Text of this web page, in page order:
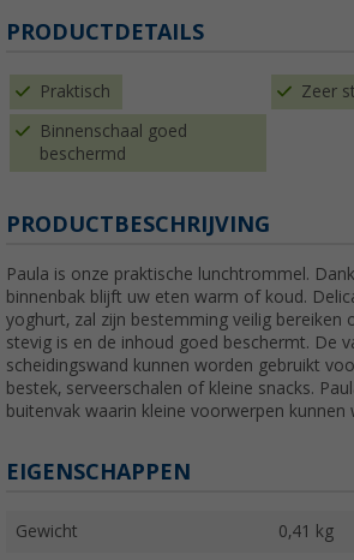
PRODUCTDETAILS
Praktisch Zeer
Binnenschaal goed
beschermd
PRODUCTBESCHRIJVING
Paula is onze praktische lunchtrommel.
binnenbak blijft uw eten warm of koud.
yoghurt, zal zijn bestemming veilig bereiken
stevig is en de inhoud goed beschermt. De
scheidingswand kunnen worden gebruikt
bestek, serveerschalen of kleine snacks.
buitenvak waarin kleine voorwerpen kunnen
EIGENSCHAPPEN
Gewicht 0,41 kg